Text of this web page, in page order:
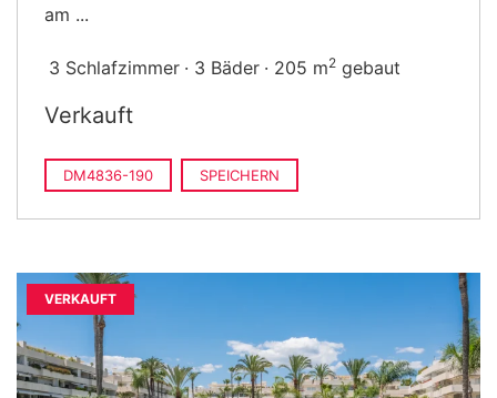
am ...
3 Schlafzimmer 3 Bäder 205 m2 gebaut
Verkauft
DM4836-190 SPEICHERN
VERKAUFT